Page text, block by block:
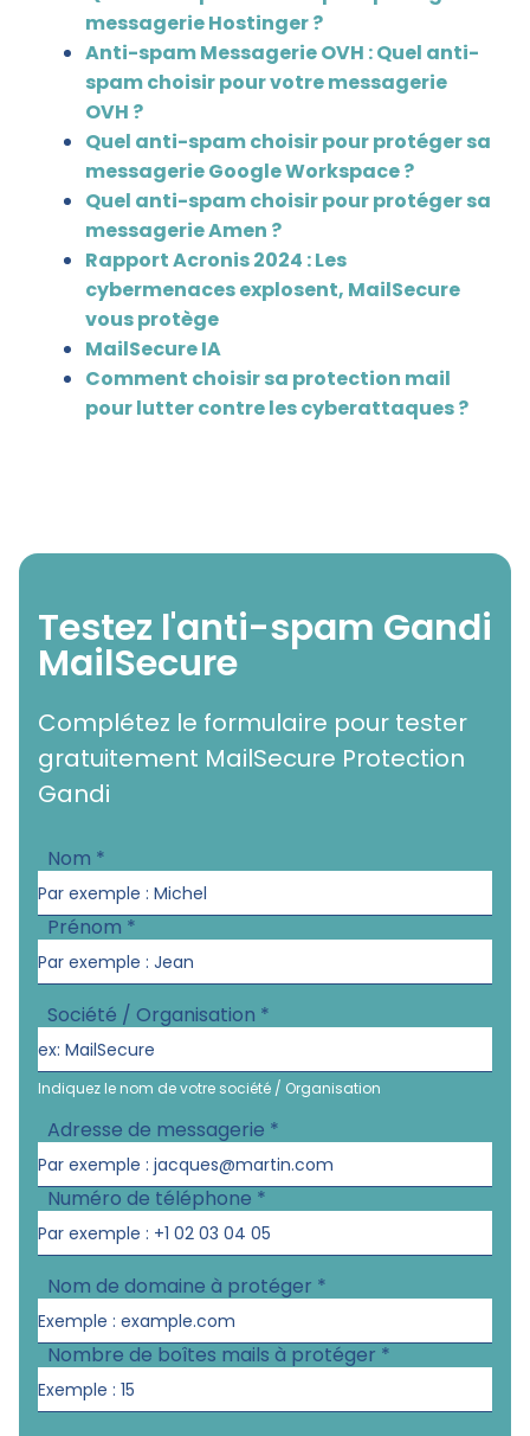
messagerie Hostinger ?
Anti-spam Messagerie OVH : Quel anti-
spam choisir pour votre messagerie
OVH ?
Quel anti-spam choisir pour protéger sa
messagerie Google Workspace ?
Quel anti-spam choisir pour protéger sa
messagerie Amen ?
Rapport Acronis 2024 : Les
cybermenaces explosent, MailSecure
vous protège
MailSecure IA
Comment choisir sa protection mail
pour lutter contre les cyberattaques ?
Testez l'anti-spam Gandi
MailSecure
Complétez le formulaire pour tester
gratuitement MailSecure Protection
Gandi
Nom *
Prénom *
Société / Organisation *
Indiquez le nom de votre société / Organisation
Adresse de messagerie *
Numéro de téléphone *
Nom de domaine à protéger *
Nombre de boîtes mails à protéger *